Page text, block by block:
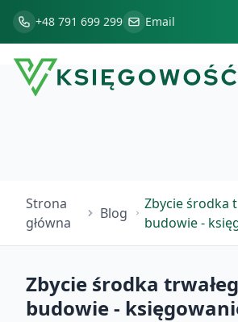
+48 791 699 299 Email
Strona
główna
Blog
Zbycie środka
budowie -
Zbycie środka
budowie -